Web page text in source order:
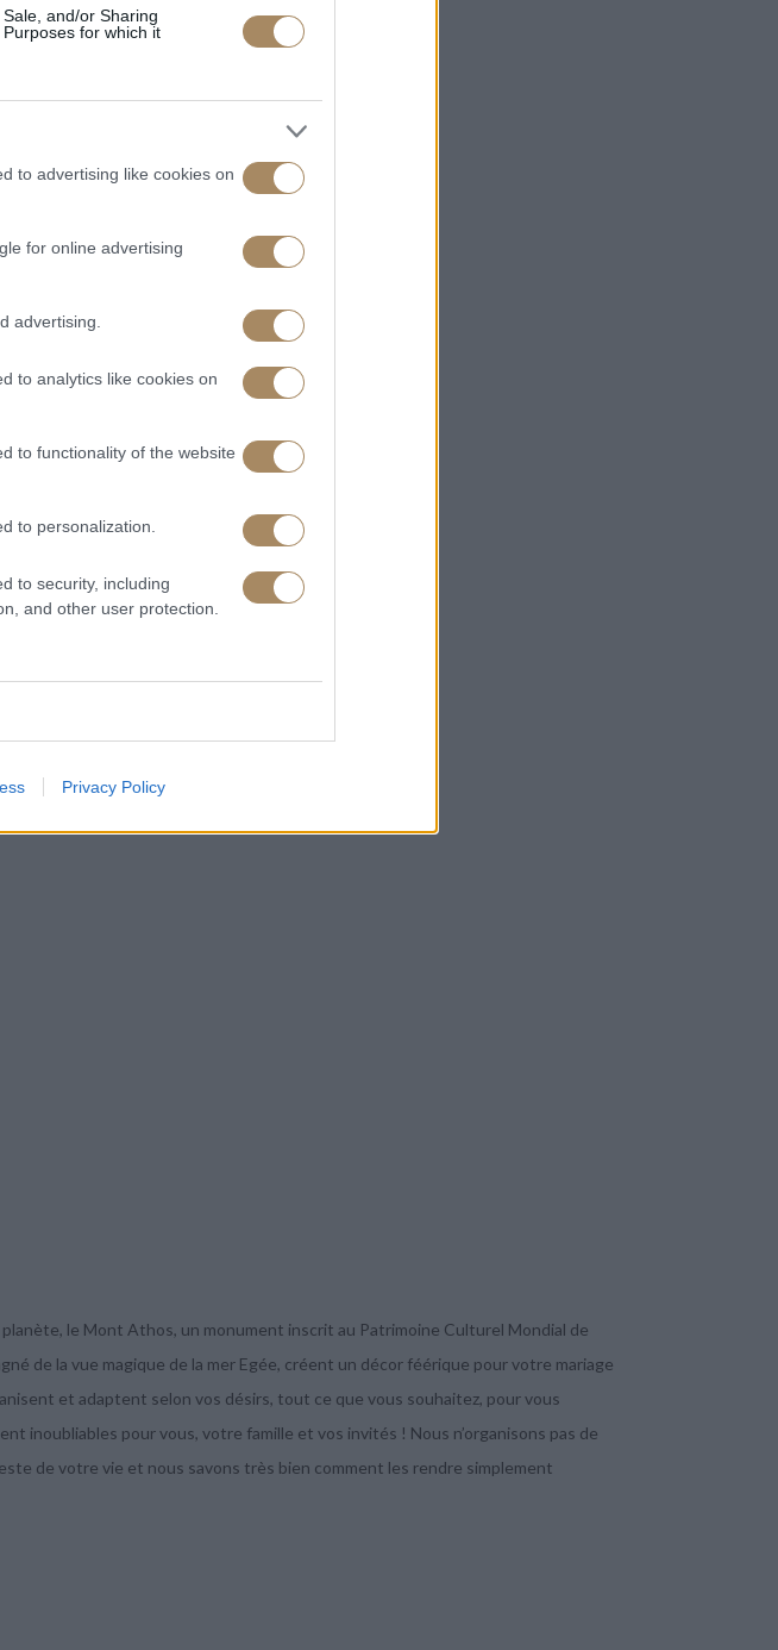
and/or Sharing
for which it
to advertising like cookies on
for online advertising
advertising.
to analytics like cookies on
to functionality of the website
to personalization.
to security, including
and other user protection.
Privacy Policy
le Mont Athos, un monument inscrit au Patrimoine Culturel Mondial de
de la vue magique de la mer Egée, créent un décor féérique pour votre mariage
et adaptent selon vos désirs, tout ce que vous souhaitez, pour vous
inoubliables pour vous, votre famille et vos invités ! Nous n’organisons pas de
de votre vie et nous savons très bien comment les rendre simplement